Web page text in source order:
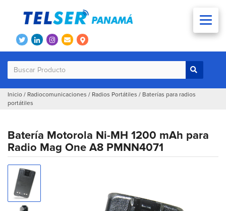
Inicio / Radiocomunicaciones / Radios Portátiles / Baterías para radios
portátiles
Batería Motorola Ni-MH 1200 mAh para
Radio Mag One A8 PMNN4071